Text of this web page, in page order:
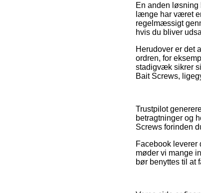
En anden
længe har været
regelmæssigt
hvis du bliver
Herudover er det
ordren, for
stadigvæk sikrer
Bait Screws,
Trustpilot
betragtninger og
Screws forinden
Facebook
møder vi mange
bør benyttes til at